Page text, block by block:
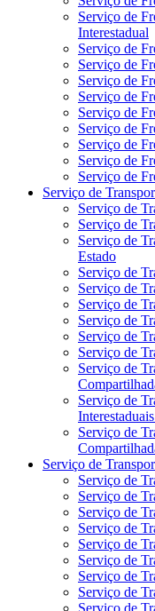
Serviço de
Interestadual
Serviço de
Serviço de
Serviço de
Serviço de
Serviço de
Serviço de
Serviço de
Serviço de
Serviço de
Serviço de
Serviço de
Serviço de
Serviço de
Estado
Serviço de
Serviço de
Serviço de
Serviço de
Serviço de
Serviço de
Serviço de
Serviço de
Serviço de
Serviço de
Serviço de
Serviço de
Serviço de
Serviço de
Serviço de
Serviço de
Serviço de
Serviço de